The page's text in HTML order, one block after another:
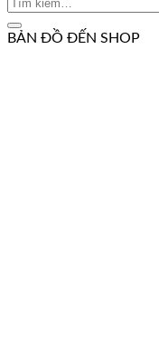
BẢN ĐỒ ĐẾN SHOP